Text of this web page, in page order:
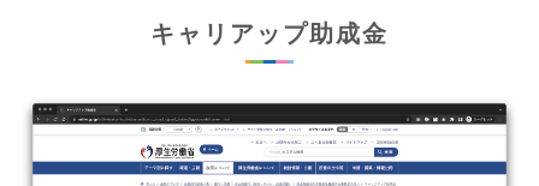
キャリアップ助成金